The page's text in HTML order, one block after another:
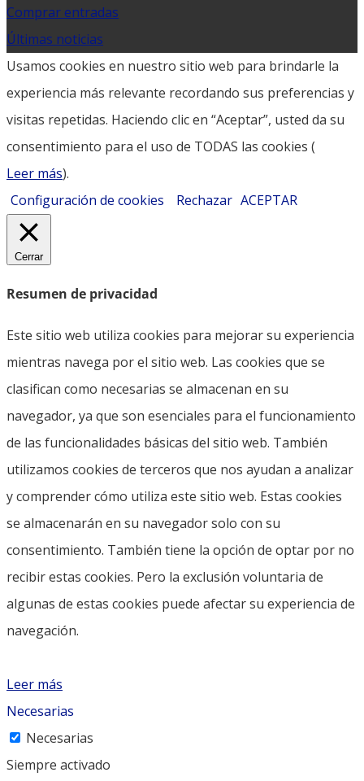
Comprar entradas
Últimas noticias
Usamos cookies en nuestro sitio web para brindarle la
experiencia más relevante recordando sus preferencias y
visitas repetidas. Haciendo clic en “Aceptar”, usted da su
consentimiento para el uso de TODAS las cookies (
Leer más).
Configuración de cookies
Rechazar ACEPTAR
Cerrar
Resumen de privacidad
Este sitio web utiliza cookies para mejorar su experiencia
mientras navega por el sitio web. Las cookies que se
clasifican como necesarias se almacenan en su
navegador, ya que son esenciales para el funcionamiento
de las funcionalidades básicas del sitio web. También
utilizamos cookies de terceros que nos ayudan a analizar
y comprender cómo utiliza este sitio web. Estas cookies
se almacenarán en su navegador solo con su
consentimiento. También tiene la opción de optar por no
recibir estas cookies. Pero la exclusión voluntaria de
algunas de estas cookies puede afectar su experiencia de
navegación.
Leer más
Necesarias
Necesarias
Siempre activado